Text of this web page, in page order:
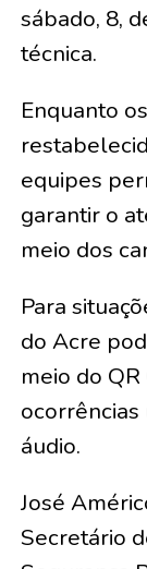
sábado, 8,
técnica.
Enquanto
equipes
garantir o
meio dos
Para
do Acre
meio do
áudio.
José
Secretário